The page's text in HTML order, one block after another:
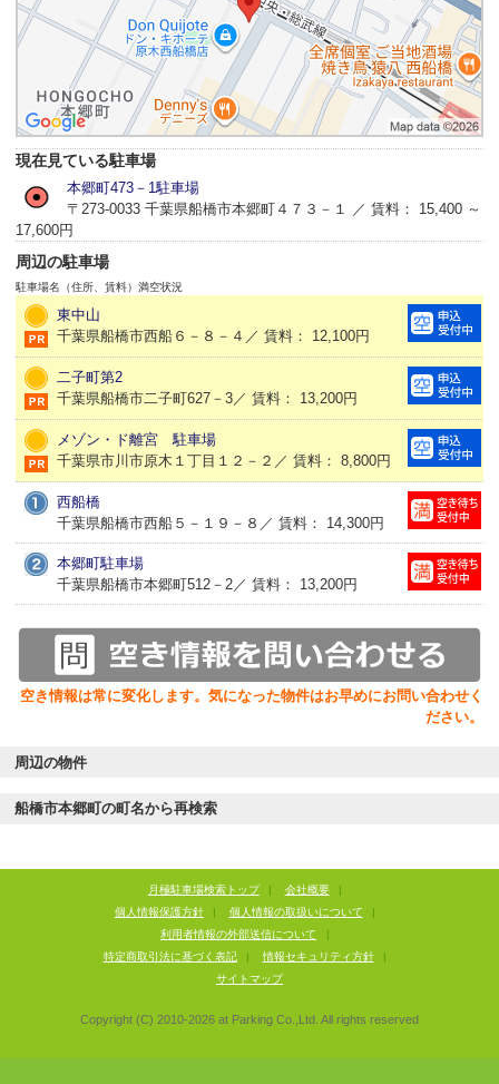
現在見ている駐車場
本郷町473－1駐車場
〒273-0033 千葉県船橋市本郷町４７３－１ ／ 賃料： 15,400 ～
17,600円
周辺の駐車場
駐車場名（住所、賃料） 満空状況
東中山
千葉県船橋市西船６－８－４／ 賃料： 12,100円
二子町第2
千葉県船橋市二子町627－3／ 賃料： 13,200円
メゾン・ド離宮 駐車場
千葉県市川市原木１丁目１２－２／ 賃料： 8,800円
西船橋
千葉県船橋市西船５－１９－８／ 賃料： 14,300円
本郷町駐車場
千葉県船橋市本郷町512－2／ 賃料： 13,200円
空き情報は常に変化します。気になった物件はお早めにお問い合わせく
ださい。
周辺の物件
船橋市本郷町の町名から再検索
月極駐車場検索トップ | 会社概要
|
個人情報保護方針
| 個人情報の取扱いについて
|
利用者情報の外部送信について
|
特定商取引法に基づく表記
| 情報セキュリティ方針
|
サイトマップ
Copyright (C) 2010-2026 at Parking Co.,Ltd. All rights reserved